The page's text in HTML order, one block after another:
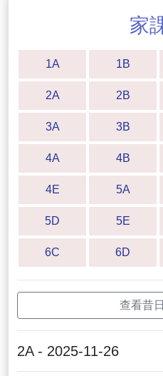
家
1A 1B
2A 2B
3A 3B
4A 4B
4E 5A
5D 5E
6C 6D
查看昔
2A - 2025-11-26